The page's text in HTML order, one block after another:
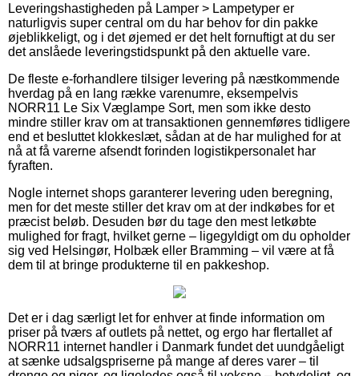
Leveringshastigheden på Lamper > Lampetyper er
naturligvis super central om du har behov for din pakke
øjeblikkeligt, og i det øjemed er det helt fornuftigt at du ser
det anslåede leveringstidspunkt på den aktuelle vare.
De fleste e-forhandlere tilsiger levering på næstkommende
hverdag på en lang række varenumre, eksempelvis
NORR11 Le Six Væglampe Sort, men som ikke desto
mindre stiller krav om at transaktionen gennemføres tidligere
end et besluttet klokkeslæt, sådan at de har mulighed for at
nå at få varerne afsendt forinden logistikpersonalet har
fyraften.
Nogle internet shops garanterer levering uden beregning,
men for det meste stiller det krav om at der indkøbes for et
præcist beløb. Desuden bør du tage den mest letkøbte
mulighed for fragt, hvilket gerne – ligegyldigt om du opholder
sig ved Helsingør, Holbæk eller Bramming – vil være at få
dem til at bringe produkterne til en pakkeshop.
Det er i dag særligt let for enhver at finde information om
priser på tværs af outlets på nettet, og ergo har flertallet af
NORR11 internet handler i Danmark fundet det uundgåeligt
at sænke udsalgspriserne på mange af deres varer – til